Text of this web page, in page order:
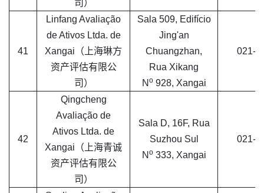
司）
41
Linfang Avaliação
de Ativos Ltda. de
Xangai（上海琳方
资产评估有限公
司）
Sala 509, Edifício
Jing'an
Chuangzhan,
Rua Xikang
N o928, Xangai
021-
42
Qingcheng
Avaliação de
Ativos Ltda. de
Xangai（上海青诚
资产评估有限公
司）
Sala D, 16F, Rua
Suzhou Sul
N o333, Xangai
021-